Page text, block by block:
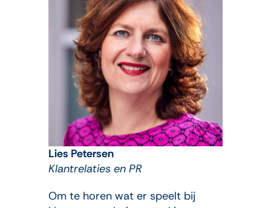
Lies Petersen
Klantrelaties en PR
Om te horen wat er speelt bij